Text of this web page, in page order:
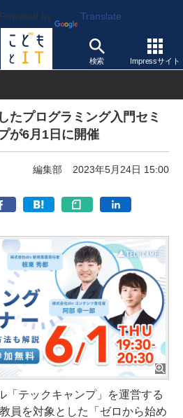
Powered by Translate
検索 Impressサイト
ー
たプログラミング入門セミ
が6月1日に開催
編集部 2023年5月24日 15:00
「テックキャンプ」を運営する
員を対象とした「ゼロから始め